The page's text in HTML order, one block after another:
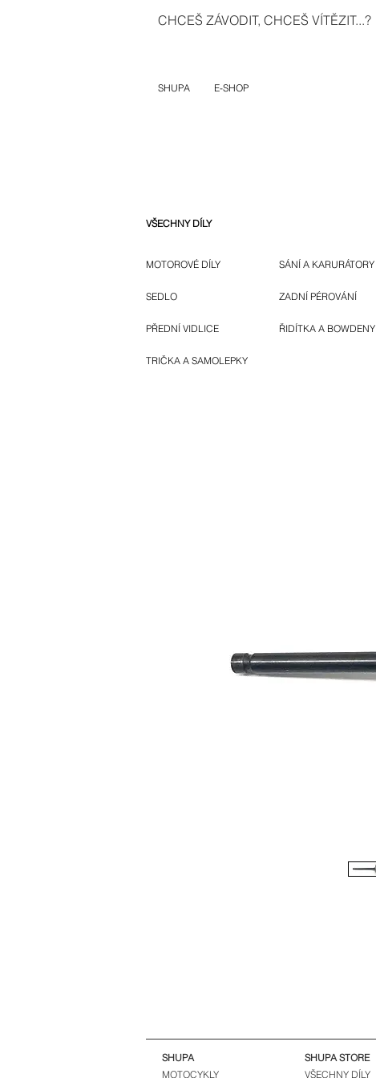
CHCEŠ ZÁVODIT, CHCEŠ VÍTĚZIT...?
SHUPA E-SHOP
VŠECHNY DÍLY
MOTOROVÉ DÍLY
SEDLO
PŘEDNÍ VIDLICE
SÁNÍ A KARURÁTORY
ZADNÍ PÉROVÁNÍ
ŘIDÍTKA A BOWDENY
TRIČKA A SAMOLEPKY
SHUPA
MOTOCYKLY
SHUPA STORE
VŠECHNY DÍLY